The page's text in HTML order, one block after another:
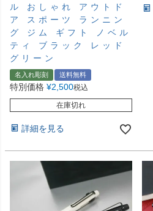
ル おしゃれ アウトド
ア スポーツ ランニン
グ ジム ギフト ノベル
ティ ブラック レッド
グリーン
名入れ彫刻 送料無料
特別価格 ¥2,500税込
在庫切れ
詳細を見る